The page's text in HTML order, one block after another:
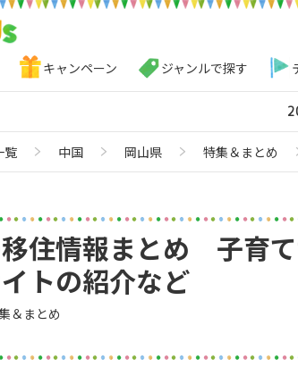
キャンペーン ジャンルで探す
覧 中国 岡山県 特集＆まとめ
住情報まとめ 子育
トの紹介など
＆まとめ